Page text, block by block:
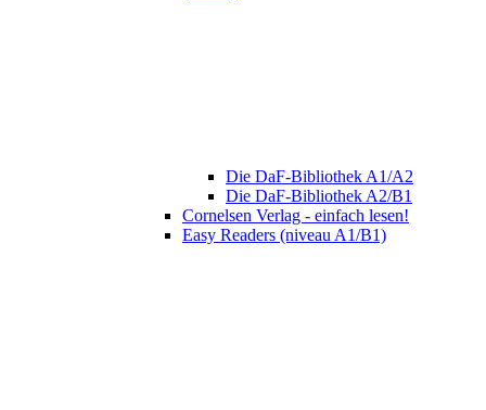
Die DaF-Bibliothek A1/A2
Die DaF-Bibliothek A2/B1
Cornelsen Verlag - einfach lesen!
Easy Readers (niveau A1/B1)